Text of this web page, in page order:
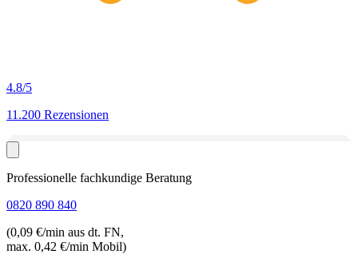
4.8/5
11.200 Rezensionen
Professionelle fachkundige Beratung
0820 890 840
(0,09 €/min aus dt. FN,
max. 0,42 €/min Mobil)